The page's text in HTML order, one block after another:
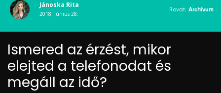
Jánoska Rita
2018. június 28.
Rovat: Archívum
Ismered az érzést, mikor
elejted a telefonodat és
megáll az idő?